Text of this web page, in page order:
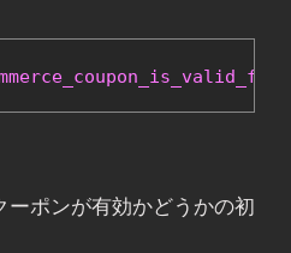
ーポンが有効かどうかの初